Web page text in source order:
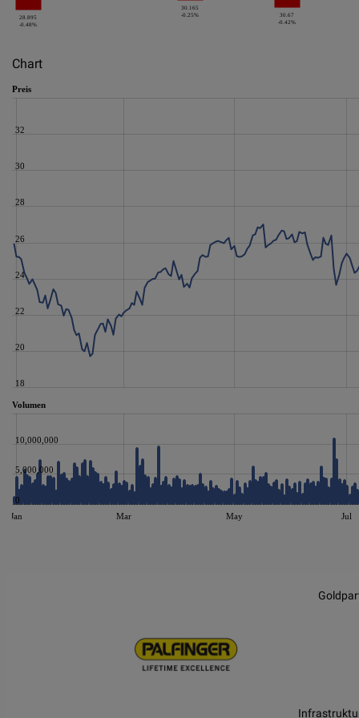
28.895
-0.48%
30.165
-0.25%
30.67
-0.42%
Chart
Preis
18
20
22
24
26
28
30
32
Volumen
Jan Mar May Jul
0
5,000,000
10,000,000